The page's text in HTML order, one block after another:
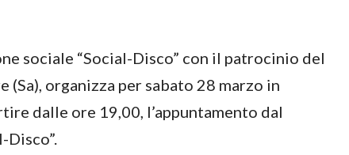
sociale “Social-Disco” con il patrocinio del
organizza per sabato 28 marzo in
dalle ore 19,00, l’appuntamento dal
Disco”.